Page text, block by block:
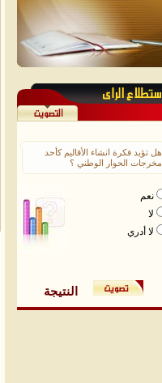
هل تؤيد فكرة انشاء الأقاليم كأحد
مخرجات الحوار الوطني ؟
نعم
لا
لا أدري
النتيجة